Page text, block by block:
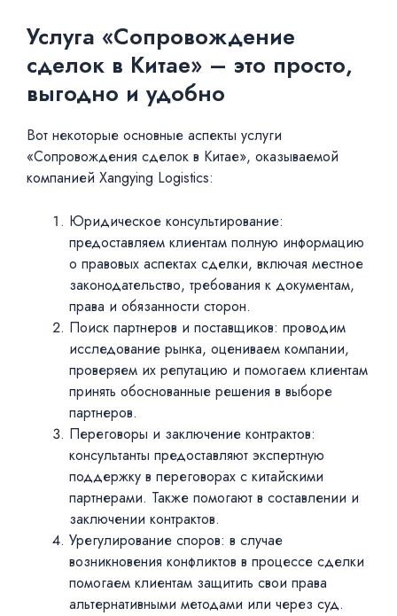
Услуга «Сопровождение
сделок в Китае» – это просто,
выгодно и удобно
Вот некоторые основные аспекты услуги
«Сопровождения сделок в Китае», оказываемой
компанией Хangying Logistics:
Юридическое консультирование:
предоставляем клиентам полную информацию
о правовых аспектах сделки, включая местное
законодательство, требования к документам,
права и обязанности сторон.
Поиск партнеров и поставщиков: проводим
исследование рынка, оцениваем компании,
проверяем их репутацию и помогаем клиентам
принять обоснованные решения в выборе
партнеров.
Переговоры и заключение контрактов:
консультанты предоставляют экспертную
поддержку в переговорах с китайскими
партнерами. Также помогают в составлении и
заключении контрактов.
Урегулирование споров: в случае
возникновения конфликтов в процессе сделки
помогаем клиентам защитить свои права
альтернативными методами или через суд.